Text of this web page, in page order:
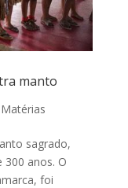
manto
Matérias
sagrado,
300 anos. O
foi